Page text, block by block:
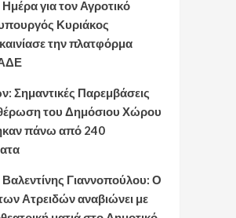
για τον Αγροτικό
Κυριάκος
την πλατφόρμα
Σημαντικές Παρεμβάσεις
του Δημόσιου Χώρου
πάνω από 240
Γιαννοπούλου: Ο
Ατρειδών αναβιώνει με